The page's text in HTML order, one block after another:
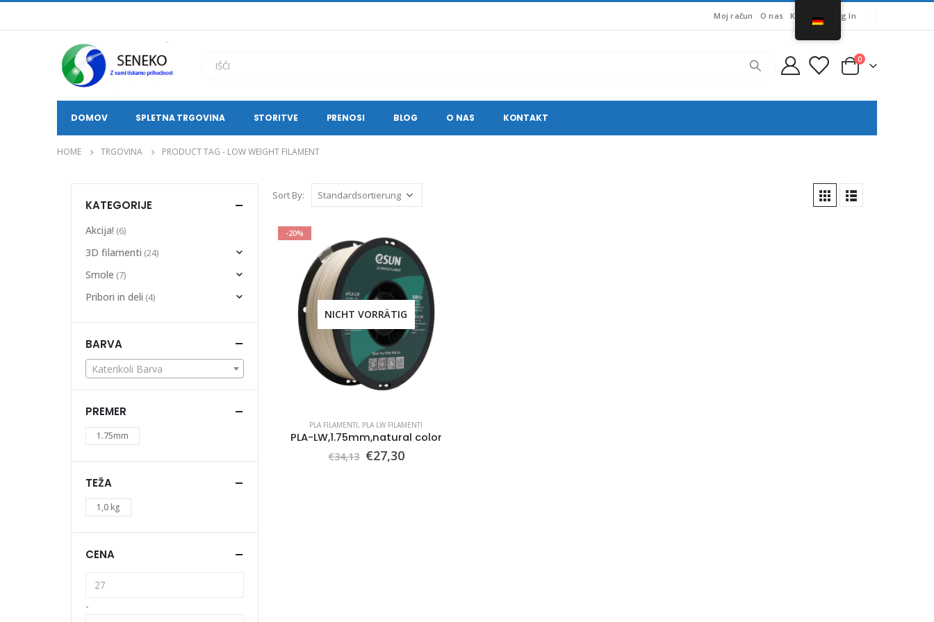
Moj račun O nas Košarica Log In
0
DOMOV SPLETNA TRGOVINA STORITVE PRENOSI BLOG O NAS KONTAKT
HOME TRGOVINA PRODUCT TAG - LOW WEIGHT FILAMENT
Sort By:
-20%
NICHT VORRÄTIG
PLA FILAMENTI, PLA LW FILAMENTI
PLA-LW,1.75mm,natural color
€34,13 Ursprünglicher
€27,30Aktueller
KATEGORIJE
Akcija! (6)
3D filamenti (24)
Smole (7)
Pribori in deli (4)
BARVA
Katerikoli Barva
PREMER
1.75mm
TEŽA
1,0 kg
CENA
-